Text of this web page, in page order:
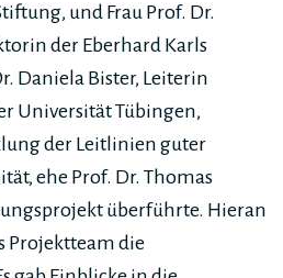
und Frau Prof. Dr.
der Eberhard Karls
Daniela Bister, Leiterin
Universität Tübingen,
der Leitlinien guter
ehe Prof. Dr. Thomas
überführte. Hieran
Projektteam die